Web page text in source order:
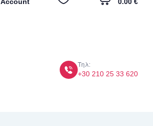
Τηλ:
+30 210 25 33 620